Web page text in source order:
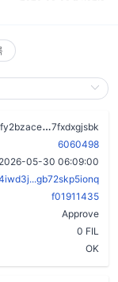
7fxdxgjsbk
6060498
2026-05-30 06:09:00
f01911435
Approve
0 FIL
OK